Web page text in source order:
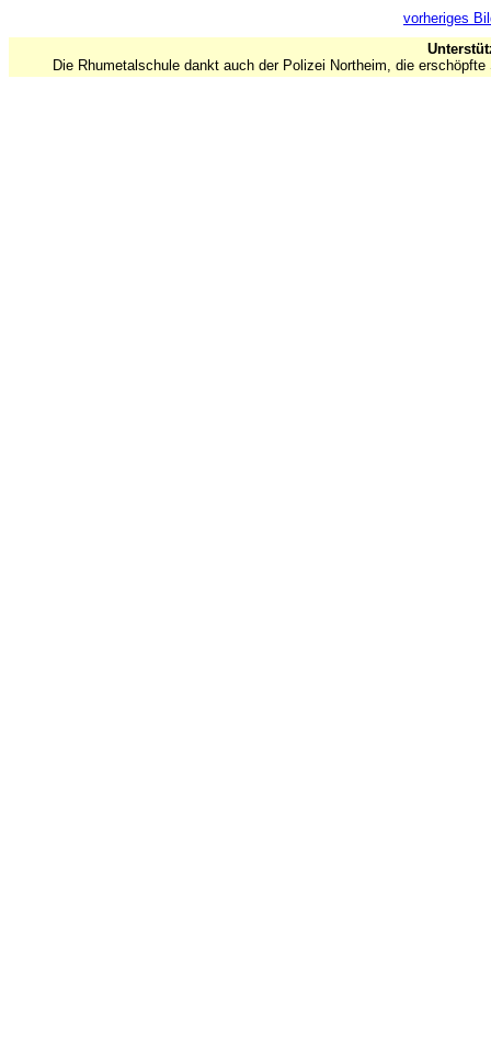
vorheriges
Die Rhumetalschule dankt auch der Polizei Northeim, die